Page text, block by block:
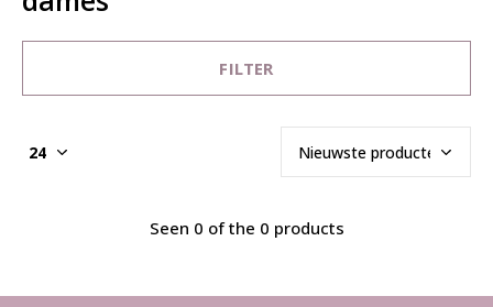
FILTER
Seen 0 of the 0 products